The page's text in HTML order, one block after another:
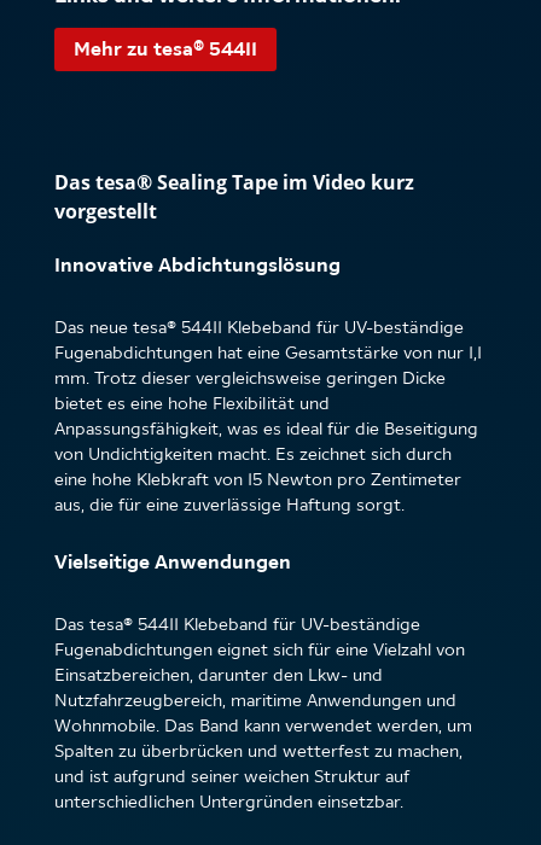
Mehr zu tesa® 54411
Das tesa® Sealing Tape im Video kurz
vorgestellt
Innovative Abdichtungslösung
Das neue tesa® 54411 Klebeband für UV-beständige
Fugenabdichtungen hat eine Gesamtstärke von nur 1,1
mm. Trotz dieser vergleichsweise geringen Dicke
bietet es eine hohe Flexibilität und
Anpassungsfähigkeit, was es ideal für die Beseitigung
von Undichtigkeiten macht. Es zeichnet sich durch
eine hohe Klebkraft von 15 Newton pro Zentimeter
aus, die für eine zuverlässige Haftung sorgt.
Vielseitige Anwendungen
Das tesa® 54411 Klebeband für UV-beständige
Fugenabdichtungen eignet sich für eine Vielzahl von
Einsatzbereichen, darunter den Lkw- und
Nutzfahrzeugbereich, maritime Anwendungen und
Wohnmobile. Das Band kann verwendet werden, um
Spalten zu überbrücken und wetterfest zu machen,
und ist aufgrund seiner weichen Struktur auf
unterschiedlichen Untergründen einsetzbar.